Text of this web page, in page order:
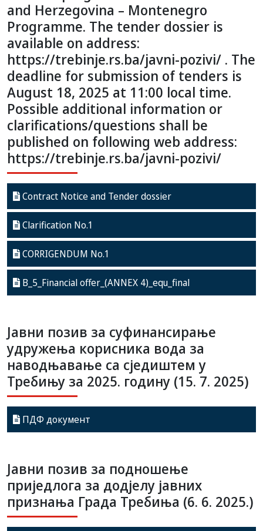
and Herzegovina – Montenegro
Programme. The tender dossier is
available on address:
https://trebinje.rs.ba/javni-pozivi/ . The
deadline for submission of tenders is
August 18, 2025 at 11:00 local time.
Possible additional information or
clarifications/questions shall be
published on following web address:
https://trebinje.rs.ba/javni-pozivi/
Contract Notice and Tender dossier
Clarification No.1
CORRIGENDUM No.1
B_5_Financial offer_(ANNEX 4)_equ_final
Jaвни позив за суфинансирање
удружења корисника вода за
наводњавање са сједиштем у
Требињу за 2025. годину (15. 7. 2025)
ПДФ документ
Јавни позив за подношење
приједлога за додјелу јавних
признања Града Требиња (6. 6. 2025.)